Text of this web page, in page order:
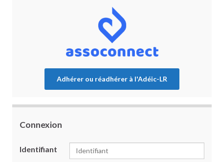
Adhérer ou réadhérer à l'Adéic-LR
Connexion
Identifiant